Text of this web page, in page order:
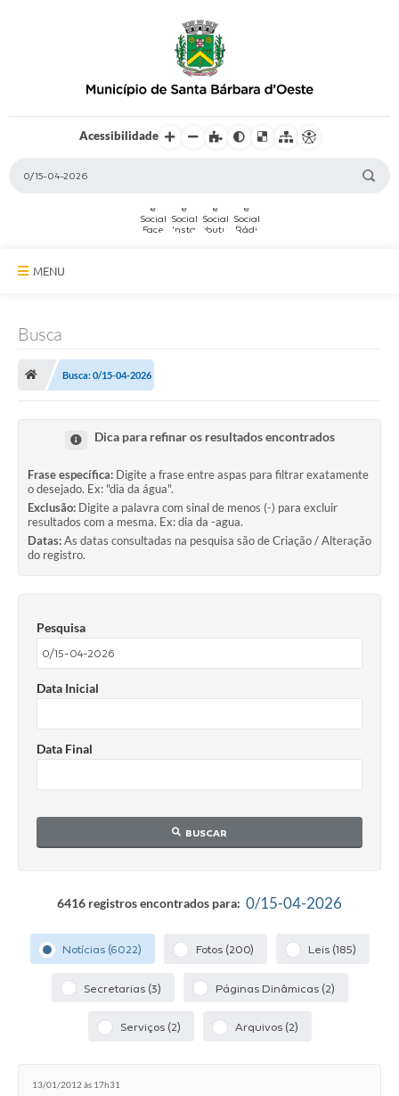
Acessibilidade
MENU
Serviços Online
Ouvidoria
Programa de Incentivo ao Desenvolvimento
Legislação
Covid-19
Protocolo
Doação CMDCA
Utilidades
Certidão Negativa de Empresa
Lei Aldir Blanc
Cartas de Serviço ao Usuário
Publicidade
Galeria de Vídeos
Busca
Busca: 0/15-04-2026
Dica para refinar os resultados encontrados
Frase específica: Digite a frase entre aspas para filtrar exatamente
o desejado. Ex: "dia da água".
Exclusão: Digite a palavra com sinal de menos (-) para excluir
resultados com a mesma. Ex: dia da -agua.
Datas:As datas consultadas na pesquisa são de Criação / Alteração
do registro.
Pesquisa
Data Inicial
Data Final
BUSCAR
6416 registros encontrados para: 0/15-04-2026
Notícias (6022) Fotos (200) Leis (185)
Secretarias (3) Páginas Dinâmicas (2)
Serviços (2) Arquivos (2)
13/01/2012 às 17h31